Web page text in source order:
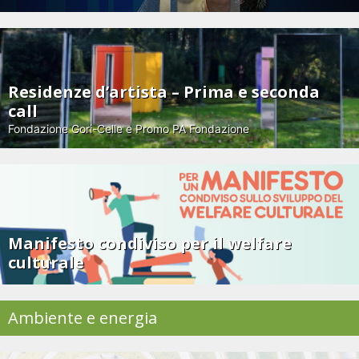
Residenze d’artista – Prima e seconda
call
Fondazione Gori-Celle e Promo PA Fondazione
Manifesto condiviso per il welfare
culturale
Ambiente e energia